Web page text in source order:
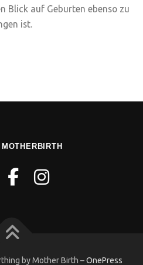
Blick auf Geburten ebenso zu
ist.
by Mother Birth –OnePress